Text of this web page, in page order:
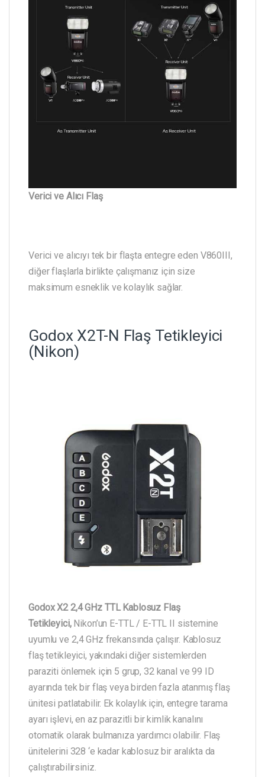
Verici ve Alıcı Flaş
Verici ve alıcıyı tek bir flaşta entegre eden V860III,
diğer flaşlarla birlikte çalışmanız için size
maksimum esneklik ve kolaylık sağlar.
Godox X2T-N Flaş Tetikleyici
(Nikon)
Godox X2 2,4 GHz TTL Kablosuz Flaş
Tetikleyici,Nikon’un E-TTL / E-TTL II sistemine
uyumlu ve 2,4 GHz frekansında çalışır. Kablosuz
flaş tetikleyici, yakındaki diğer sistemlerden
paraziti önlemek için 5 grup, 32 kanal ve 99 ID
ayarında tek bir flaş veya birden fazla atanmış flaş
ünitesi patlatabilir. Ek kolaylık için, entegre tarama
ayarı işlevi, en az parazitli bir kimlik kanalını
otomatik olarak bulmanıza yardımcı olabilir. Flaş
ünitelerini 328 ‘e kadar kablosuz bir aralıkta da
çalıştırabilirsiniz.